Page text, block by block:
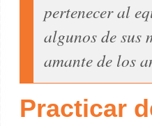
pertenecer al
algunos de sus
amante de los
Practicar